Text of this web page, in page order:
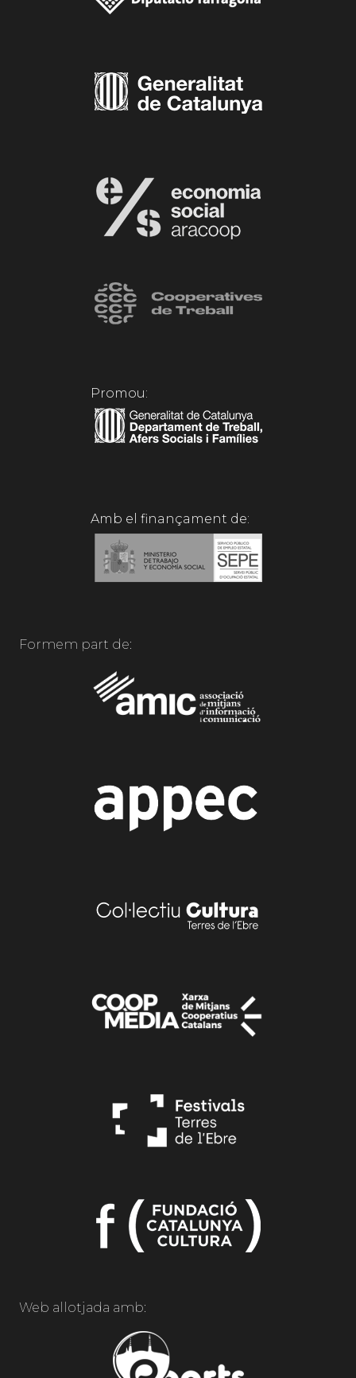
Promou:
Amb el finançament de:
Formem part de:
Web allotjada amb: